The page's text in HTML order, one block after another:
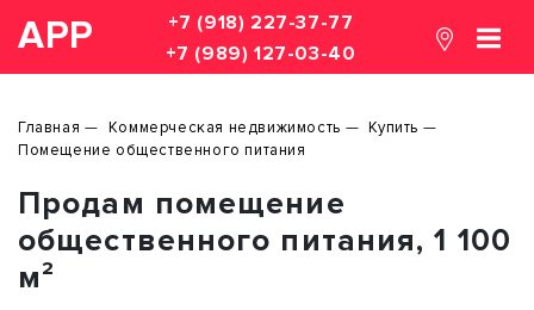
АРР
+7 (918) 227-37-77
+7 (989) 127-03-40
Главная Коммерческая недвижимость
Купить
Помещение общественного питания
Продам помещение
общественного питания, 1 100
м²